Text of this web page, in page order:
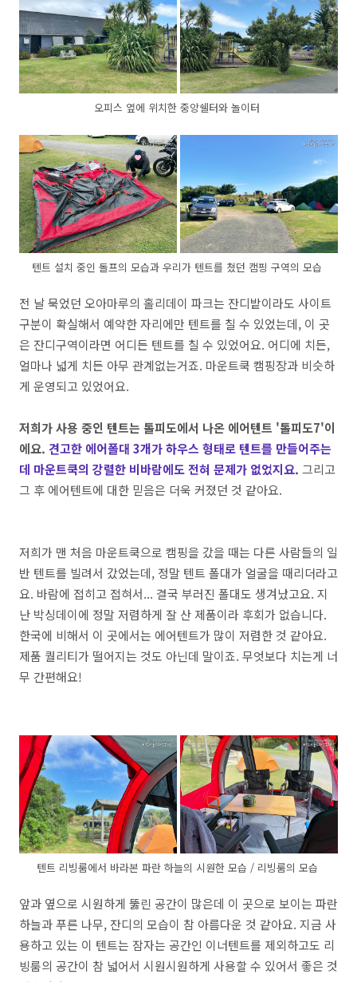
오피스 옆에 위치한 중앙쉘터와 놀이터
텐트 설치 중인 돌프의 모습과 우리가 텐트를 쳤던 캠핑 구역의 모습
전 날 묵었던 오아마루의 홀리데이 파크는 잔디밭이라도 사이트
구분이 확실해서 예약한 자리에만 텐트를 칠 수 있었는데, 이 곳
은 잔디구역이라면 어디든 텐트를 칠 수 있었어요. 어디에 치든,
얼마나 넓게 치든 아무 관계없는거죠. 마운트쿡 캠핑장과 비슷하
게 운영되고 있었어요.
저희가 사용 중인 텐트는 톨피도에서 나온 에어텐트 '톨피도7'이
에요. 견고한 에어폴대 3개가 하우스 형태로 텐트를 만들어주는
데 마운트쿡의 강렬한 비바람에도 전혀 문제가 없었지요. 그리고
그 후 에어텐트에 대한 믿음은 더욱 커졌던 것 같아요.
저희가 맨 처음 마운트쿡으로 캠핑을 갔을 때는 다른 사람들의 일
반 텐트를 빌려서 갔었는데, 정말 텐트 폴대가 얼굴을 때리더라고
요. 바람에 접히고 접혀서... 결국 부러진 폴대도 생겨났고요. 지
난 박싱데이에 정말 저렴하게 잘 산 제품이라 후회가 없습니다.
한국에 비해서 이 곳에서는 에어텐트가 많이 저렴한 것 같아요.
제품 퀄리티가 떨어지는 것도 아닌데 말이죠. 무엇보다 치는게 너
무 간편해요!
텐트 리빙룸에서 바라본 파란 하늘의 시원한 모습 / 리빙룸의 모습
앞과 옆으로 시원하게 뚫린 공간이 많은데 이 곳으로 보이는 파란
하늘과 푸른 나무, 잔디의 모습이 참 아름다운 것 같아요. 지금 사
용하고 있는 이 텐트는 잠자는 공간인 이너텐트를 제외하고도 리
빙룸의 공간이 참 넓어서 시원시원하게 사용할 수 있어서 좋은 것